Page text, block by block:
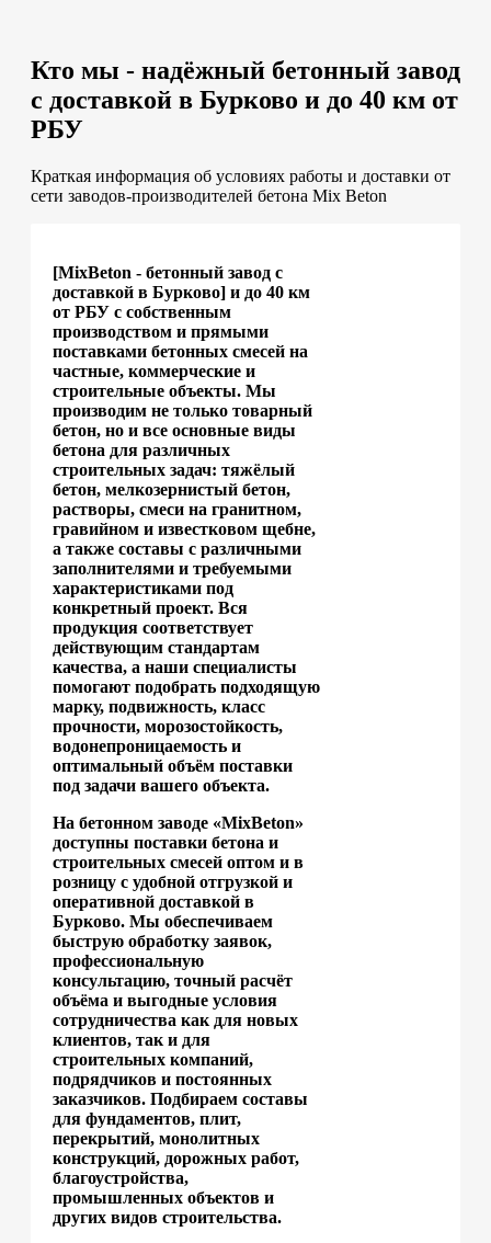
Кто мы - надёжный бетонный завод
с доставкой в Бурково и до 40 км от
РБУ
Краткая информация об условиях работы и доставки от
сети заводов-производителей бетона Mix Beton
[MixBeton - бетонный завод с
доставкой в Бурково] и до 40 км
от РБУ с собственным
производством и прямыми
поставками бетонных смесей на
частные, коммерческие и
строительные объекты. Мы
производим не только товарный
бетон, но и все основные виды
бетона для различных
строительных задач: тяжёлый
бетон, мелкозернистый бетон,
растворы, смеси на гранитном,
гравийном и известковом щебне,
а также составы с различными
заполнителями и требуемыми
характеристиками под
конкретный проект. Вся
продукция соответствует
действующим стандартам
качества, а наши специалисты
помогают подобрать подходящую
марку, подвижность, класс
прочности, морозостойкость,
водонепроницаемость и
оптимальный объём поставки
под задачи вашего объекта.
На бетонном заводе «MixBeton»
доступны поставки бетона и
строительных смесей оптом и в
розницу с удобной отгрузкой и
оперативной доставкой в
Бурково. Мы обеспечиваем
быструю обработку заявок,
профессиональную
консультацию, точный расчёт
объёма и выгодные условия
сотрудничества как для новых
клиентов, так и для
строительных компаний,
подрядчиков и постоянных
заказчиков. Подбираем составы
для фундаментов, плит,
перекрытий, монолитных
конструкций, дорожных работ,
благоустройства,
промышленных объектов и
других видов строительства.